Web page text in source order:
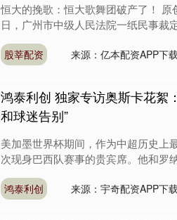
恒大的挽歌：恒大歌舞团破产了！
日，广州市中级人民法院一纸民事裁
股莘配资 来源：亿本配资APP下载
鸿泰利创 独家专访奥斯卡花絮
和球迷告别”
美加墨世界杯期间，作为中超历史上
次现身巴西队赛事的贵宾席。他和罗
鸿泰利创 来源：宇奇配资APP下载